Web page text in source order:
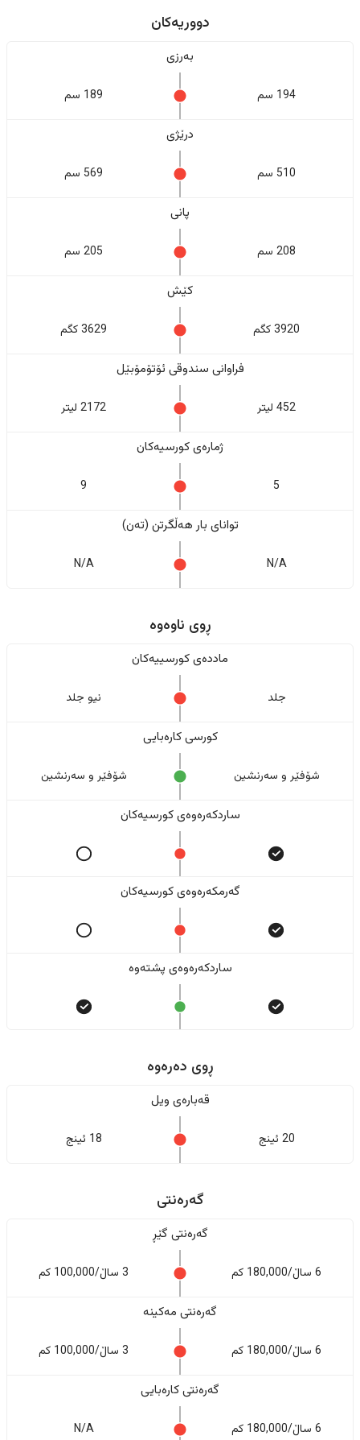
دووریەکان
بەرزی
194 سم 189 سم
درێژی
510 سم 569 سم
پانی
208 سم 205 سم
کێش
3920 کگم 3629 کگم
فراوانی سندوقی ئۆتۆمۆبێل
452 لیتر 2172 لیتر
ژمارەی کورسیەکان
5
9
تواناى بار هەڵگرتن (تەن)
N/A
N/A
ڕوی ناوەوە
ماددەی کورسییەکان
جلد نیو جلد
کورسی کارەبایی
شۆفێر و سەرنشین شۆفێر و سەرنشین
ساردکەرەوەی کورسیەکان
گەرمکەرەوەی کورسیەکان
ساردکەرەوەی پشتەوە
ڕوی دەرەوە
قەبارەی ویل
20 ئینج 18 ئینج
گەرەنتی
گەرەنتی گێڕ
6 ساڵ/180,000 کم 3 ساڵ/100,000 کم
گەرەنتی مەکینە
6 ساڵ/180,000 کم 3 ساڵ/100,000 کم
گەرەنتی کارەبایی
6 ساڵ/180,000 کم N/A